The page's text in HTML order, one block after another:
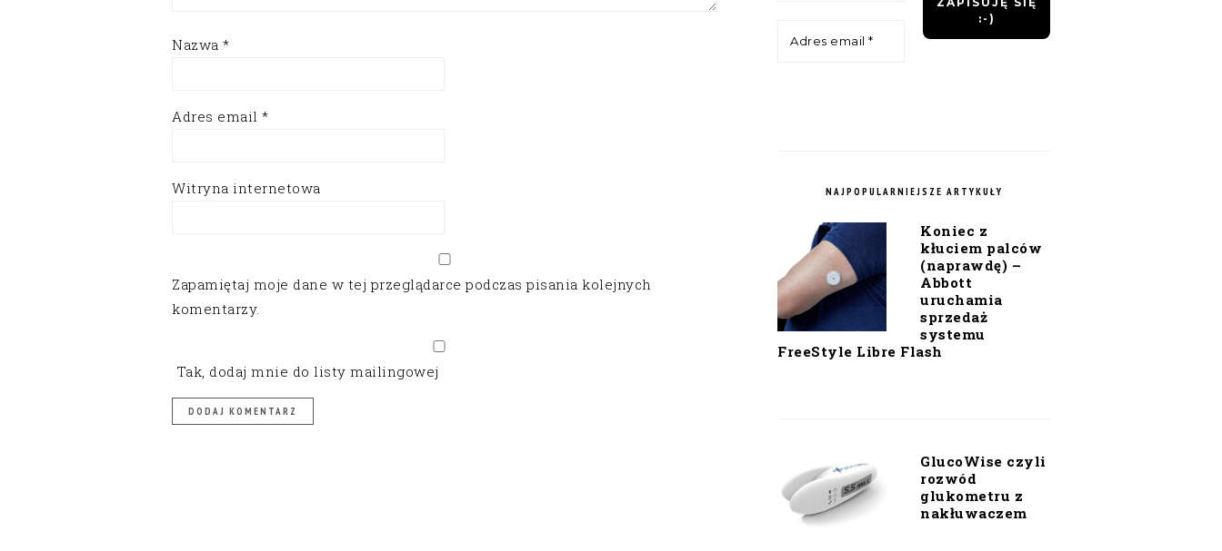
Nazwa *
Adres email *
Witryna internetowa
Zapamiętaj moje dane w tej przeglądarce podczas pisania kolejnych
komentarzy.
Tak, dodaj mnie do listy mailingowej
NAJPOPULARNIEJSZE ARTYKUŁY
Koniec z
kłuciem palców
(naprawdę) –
Abbott
uruchamia
sprzedaż
systemu
FreeStyle Libre Flash
GlucoWise czyli
rozwód
glukometru z
nakłuwaczem